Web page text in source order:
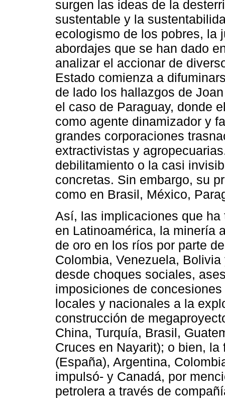
surgen las ideas de la
sustentable y la
ecologismo de los pobres, la
abordajes que se han dado
analizar el accionar de
Estado comienza a
de lado los hallazgos de
el caso de Paraguay, donde
como agente dinamizador y
grandes corporaciones
extractivistas y
debilitamiento o la casi
concretas. Sin embargo, su
como en Brasil, México,
Así, las implicaciones que
en Latinoamérica, la minería
de oro en los ríos por parte
Colombia, Venezuela,
desde choques sociales,
imposiciones de
locales y nacionales a la
construcción de
China, Turquía, Brasil,
Cruces en Nayarit); o bien,
(España), Argentina,
impulsó- y Canadá, por
petrolera a través de